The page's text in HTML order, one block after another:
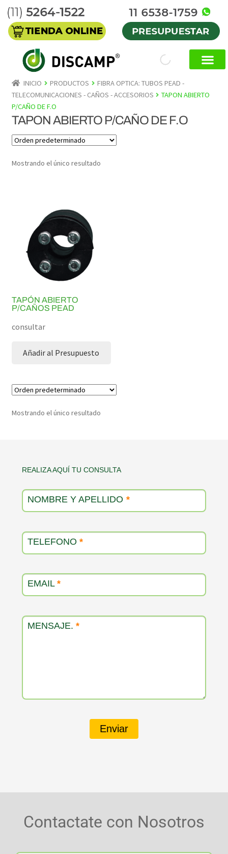
INICIO PRODUCTOS
FIBRA OPTICA: TUBOS PEAD -
TELECOMUNICACIONES - CAÑOS - ACCESORIOS
TAPON ABIERTO
P/CAÑO DE F.O
TAPON ABIERTO P/CAÑO DE F.O
Mostrando el único resultado
TAPÓN ABIERTO
P/CAÑOS PEAD
consultar
Añadir al Presupuesto
Mostrando el único resultado
Contacto
REALIZA AQUÍ TU CONSULTA
NOMBRE Y APELLIDO *
TELEFONO *
EMAIL *
MENSAJE. *
Enviar
Contactate con Nosotros